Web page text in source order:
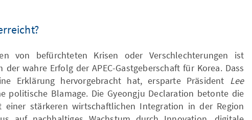
von befürchteten Krisen oder Verschlechterungen ist
der wahre Erfolg der APEC-Gastgeberschaft für Korea. Dass
Erklärung hervorgebracht hat, ersparte Präsident Lee
politische Blamage. Die Gyeongju Declaration betonte die
einer stärkeren wirtschaftlichen Integration in der Region